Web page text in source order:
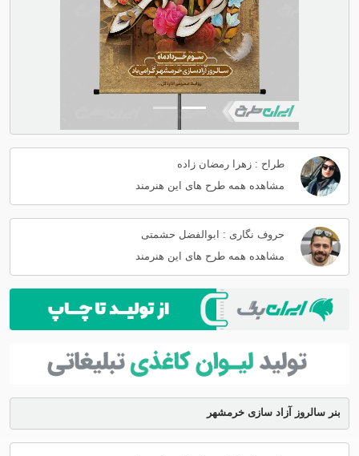
بنر سالروز آزاد سازی خرمشهر
طراح : زهرا رمضان زاده
مشاهده همه طرح های این هنرمند
حروف نگاری : ابوالفضل حشمتی
مشاهده همه طرح های این هنرمند